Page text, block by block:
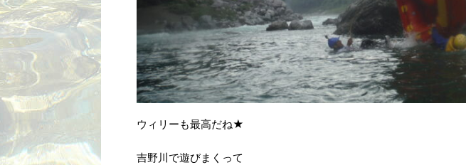
ウィリーも最高だね★
吉野川で遊びまくって